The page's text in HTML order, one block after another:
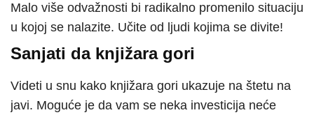
Malo više odvažnosti bi radikalno promenilo situaciju
u kojoj se nalazite. Učite od ljudi kojima se divite!
Sanjati da knjižara gori
Videti u snu kako knjižara gori ukazuje na štetu na
javi. Moguće je da vam se neka investicija neće